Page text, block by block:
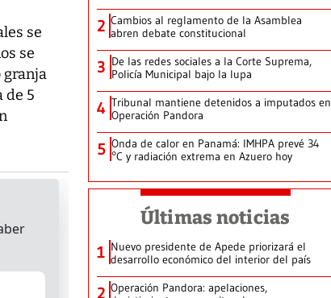
se
se
granja
de 5
2 Cambios al reglamento de la Asamblea
abren debate constitucional
3 De las redes sociales a la Corte Suprema,
Policía Municipal bajo la lupa
4 Tribunal mantiene detenidos a imputados en
Operación Pandora
5 Onda de calor en Panamá: IMHPA prevé 34
°C y radiación extrema en Azuero hoy
Últimas noticias
1 Nuevo presidente de Apede priorizará el
desarrollo económico del interior del país
2 Operación Pandora: apelaciones,